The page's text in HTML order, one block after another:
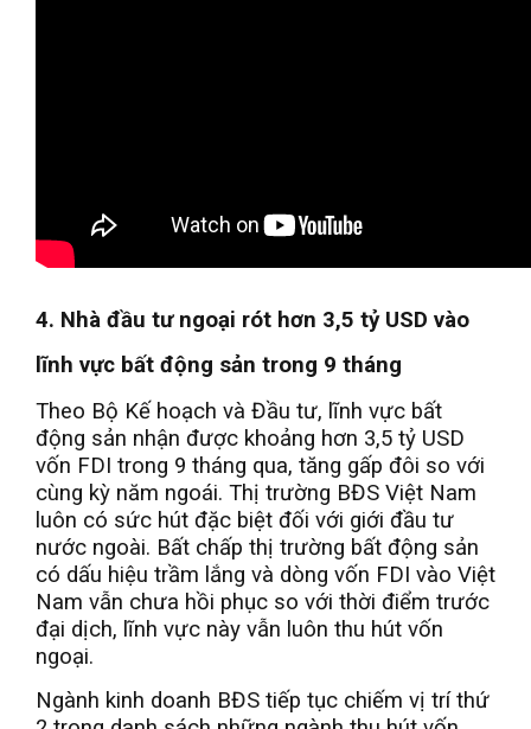
4. Nhà đầu tư ngoại rót hơn 3,5 tỷ USD vào
lĩnh vực bất động sản trong 9 tháng
Theo Bộ Kế hoạch và Đầu tư, lĩnh vực bất
động sản nhận được khoảng hơn 3,5 tỷ USD
vốn FDI trong 9 tháng qua, tăng gấp đôi so với
cùng kỳ năm ngoái. Thị trường BĐS Việt Nam
luôn có sức hút đặc biệt đối với giới đầu tư
nước ngoài. Bất chấp thị trường bất động sản
có dấu hiệu trầm lắng và dòng vốn FDI vào Việt
Nam vẫn chưa hồi phục so với thời điểm trước
đại dịch, lĩnh vực này vẫn luôn thu hút vốn
ngoại.
Ngành kinh doanh BĐS tiếp tục chiếm vị trí thứ